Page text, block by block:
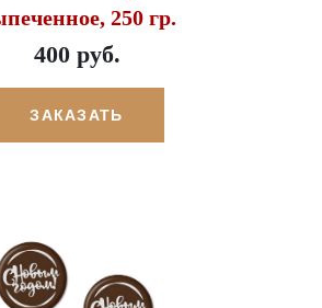
250 гр.
400 руб.
ЗАКАЗАТЬ